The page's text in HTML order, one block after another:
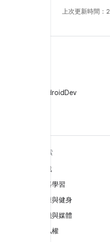
上次更新時間：
在 X 中追蹤 @AndroidDev
探索
遊戲
機器學習
健康與健身
相機與媒體
隱私權